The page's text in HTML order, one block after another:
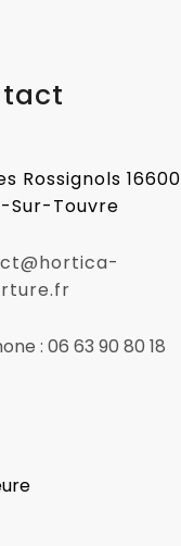
Rossignols 16600
Sur-Touvre
: 06 63 90 80 18